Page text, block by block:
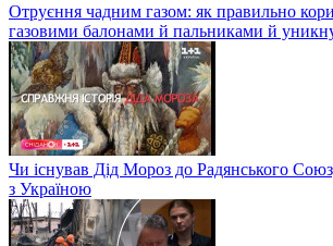
Отруєння чадним газом: як правильно
газовими балонами й пальниками й
Чи існував Дід Мороз до Радянського
з Україною